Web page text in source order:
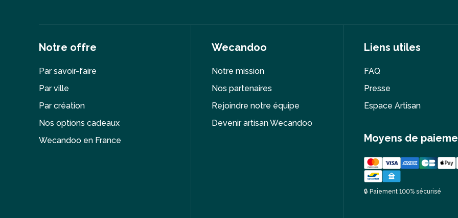
Notre offre
Par savoir-faire
Par ville
Par création
Nos options cadeaux
Wecandoo en France
Wecandoo
Notre mission
Nos partenaires
Rejoindre notre équipe
Devenir artisan Wecandoo
Liens utiles
FAQ
Presse
Espace Artisan
Moyens de
🔒 Paiement 100% sécurisé